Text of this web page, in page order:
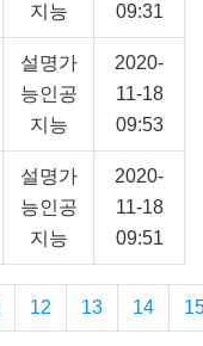
지능
09:31
설명가
능인공
지능
2020-
11-18
09:53
설명가
능인공
지능
2020-
11-18
09:51
12 13 14